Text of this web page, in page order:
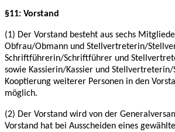
§11: Vorstand
(1) Der Vorstand besteht aus sechs
Obfrau/Obmann und Stellvertreterin/
Schriftführerin/Schriftführer und
sowie Kassierin/Kassier und
Kooptierung weiterer Personen in den
möglich.
(2) Der Vorstand wird von der
Vorstand hat bei Ausscheiden eines